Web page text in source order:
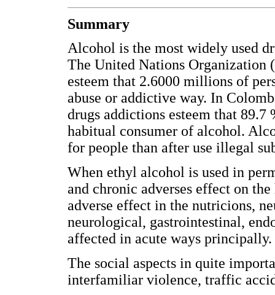
Summary
Alcohol is the most widely used
The United Nations Organization
esteem that 2.6000 millions of
abuse or addictive way. In
drugs addictions esteem that
habitual consumer of alcohol.
for people than after use illegal
When ethyl alcohol is used in
and chronic adverses effect on
adverse effect in the nutricions,
neurological, gastrointestinal,
affected in acute ways principally.
The social aspects in quite
interfamiliar violence, traffic